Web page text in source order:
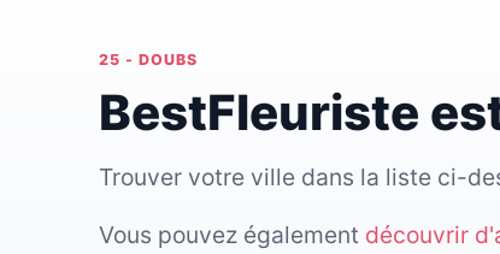
25 - DOUBS
BestFleuriste
Trouver votre ville dans la liste ci-
Vous pouvez également découvrir